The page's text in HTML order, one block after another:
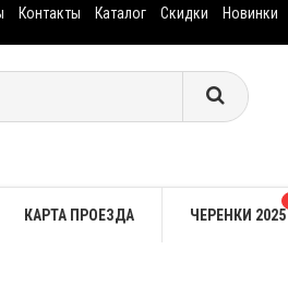
Контакты Каталог Скидки Новинки
КАРТА ПРОЕЗДА ЧЕРЕНКИ 2025